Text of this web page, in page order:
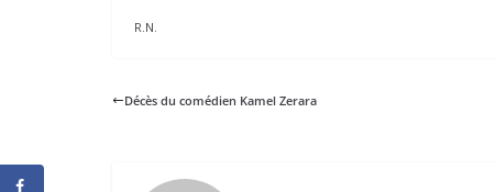
R.N.
Décès du comédien Kamel Zerara